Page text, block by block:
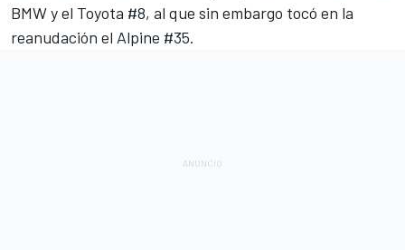
BMW y el Toyota #8, al que sin embargo tocó en la
reanudación el Alpine #35.